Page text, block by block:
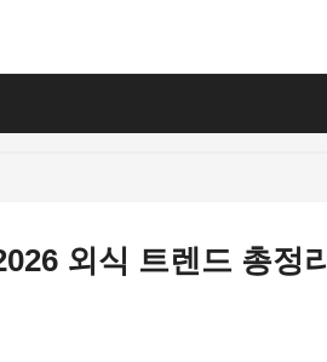
외식 트렌드 총정리